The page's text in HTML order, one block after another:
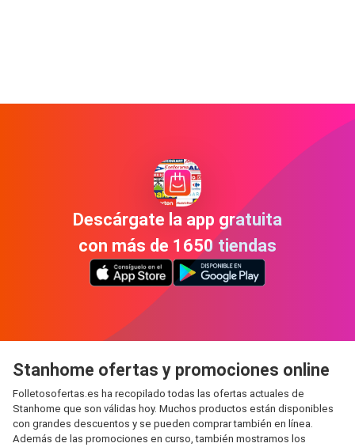
Descárgate la app gratuita
con más de 1650 tiendas
Stanhome ofertas y promociones online
Folletosofertas.es ha recopilado todas las ofertas actuales de
Stanhome que son válidas hoy. Muchos productos están disponibles
con grandes descuentos y se pueden comprar también en línea.
Además de las promociones en curso, también mostramos los